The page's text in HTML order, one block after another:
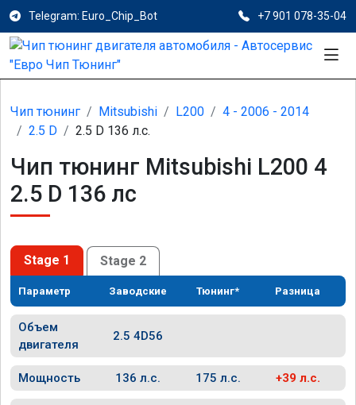
Telegram: Euro_Chip_Bot +7 901 078-35-04
Чип тюнинг Mitsubishi L200
4 - 2006 - 2014
2.5 D
2.5 D 136 л.с.
Чип тюнинг Mitsubishi L200 4
2.5 D 136 лс
Stage 1 Stage 2
Параметр Заводские Тюнинг* Разница
Объем
двигателя
2.5 4D56
Мощность 136 л.с. 175 л.с. +39 л.с.